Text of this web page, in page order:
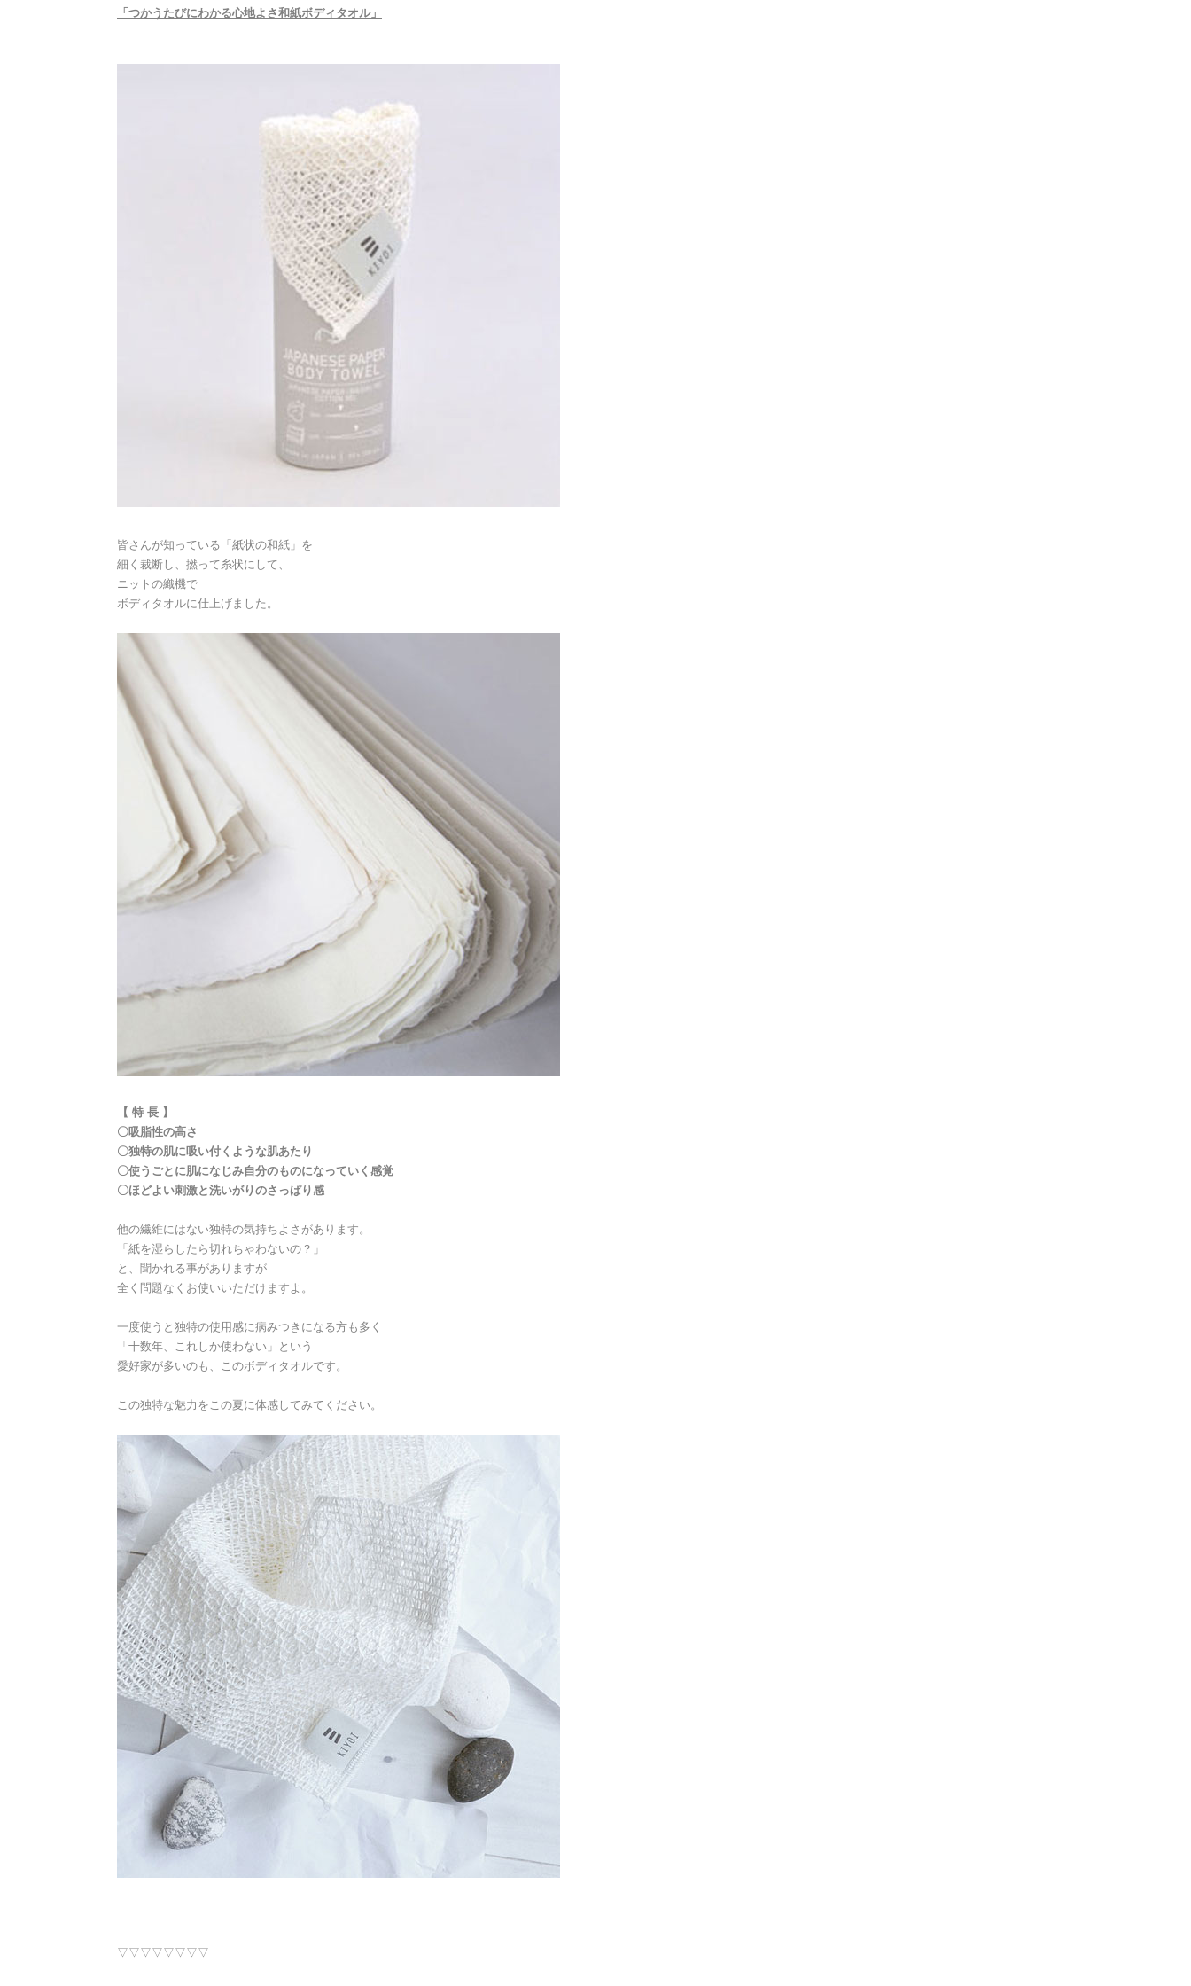
「つかうたびにわかる心地よさ和紙ボディタオル」
皆さんが知っている「紙状の和紙」を
細く裁断し、撚って糸状にして、
ニットの織機で
ボディタオルに仕上げました。
【 特 長 】
〇吸脂性の高さ
〇独特の肌に吸い付くような肌あたり
〇使うごとに肌になじみ自分のものになっていく感覚
〇ほどよい刺激と洗いがりのさっぱり感
他の繊維にはない独特の気持ちよさがあります。
「紙を湿らしたら切れちゃわないの？」
と、聞かれる事がありますが
全く問題なくお使いいただけますよ。
一度使うと独特の使用感に病みつきになる方も多く
「十数年、これしか使わない」という
愛好家が多いのも、このボディタオルです。
この独特な魅力をこの夏に体感してみてください。
▽▽▽▽▽▽▽▽